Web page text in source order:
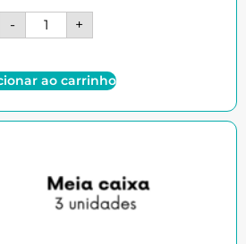
- +
ao carrinho